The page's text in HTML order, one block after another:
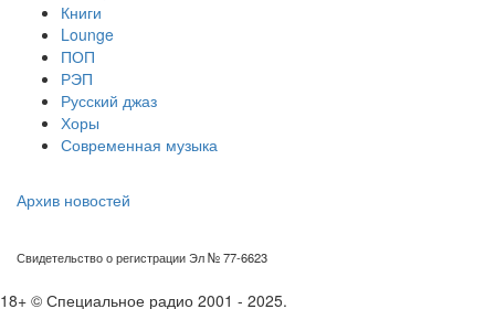
Книги
Lounge
ПОП
РЭП
Русский джаз
Хоры
Современная музыка
Архив новостей
Свидетельство о регистрации Эл № 77-6623
18+ © Специальное радио 2001 - 2025.